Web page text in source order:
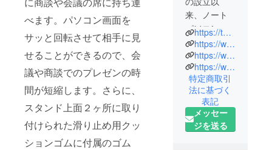
べます。パソコン画面を
サッと回転させて相手に見
せることができるので、会
議や商談でのプレゼンの時
間が短縮します。さらに、
スタンド上面２ヶ所に取り
付けられた滑り止め用クッ
ションゴムに付属のゴム
来、ノート
パソコンを
移動させる
ためのスタ
ンドや台車
を開発・提
供しており
ます。ノー
トパソコン
移動スタン
https://twitter.com/Pacollon171963
https://www.instagram.com/pacollon/
https://www.youtube.com/watch?v=TWXONVSVL2U
https://www.youtube.com/watch?v=ap-9sC5TKzQ
特定商取引
法に基づく
表記
メッセー
ジを送る